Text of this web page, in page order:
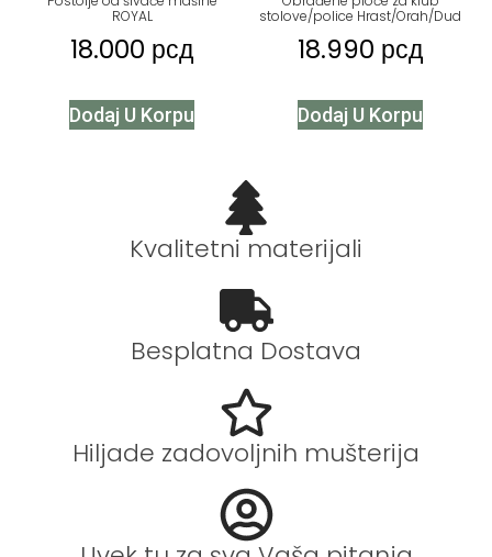
ROYAL
18.000 рсд
Dodaj U Korpu
stolove/police Hrast/Orah/Dud
18.990 рсд
Dodaj U Korpu
Kvalitetni materijali
Besplatna Dostava
Hiljade zadovoljnih mušterija